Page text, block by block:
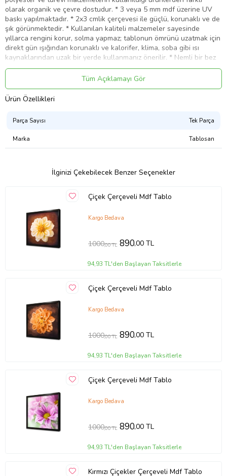
olarak organik ve çevre dostudur. * 3 veya 5 mm mdf üzerine UV
baskı yapılmaktadır. * 2x3 cmlik çerçevesi ile güçlü, korunaklı ve de
şık görünmektedir. * Kullanılan kaliteli malzemeler sayesinde
yıllarca rengini korur, solma yapmaz; tablonun ömrünü uzatmak için
direkt gün ışığından korunaklı ve kalorifer, klima, soba gibi ısı
kaynaklarından uzak bir yerde kullanmanız önerilir. * Nemli bir bez
ile temizliğini kolayca yapabilirsiniz. * Suya karşı mukavemetlidir.
kcm67326674Tüm Açıklamayı Gör
Ürün Özellikleri
Parça Sayısı Tek Parça
Marka Tablosan
İlginizi Çekebilecek Benzer Seçenekler
Çiçek Çerçeveli Mdf Tablo
Kargo Bedava
1000,00 TL 890,00 TL
94,93 TL'den Başlayan Taksitlerle
Çiçek Çerçeveli Mdf Tablo
Kargo Bedava
1000,00 TL 890,00 TL
94,93 TL'den Başlayan Taksitlerle
Çiçek Çerçeveli Mdf Tablo
Kargo Bedava
1000,00 TL 890,00 TL
94,93 TL'den Başlayan Taksitlerle
Kırmızı Çiçekler Çerçeveli Mdf Tablo